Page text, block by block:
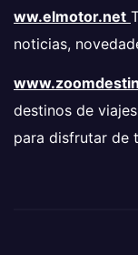
ww.elmotor.net
noticias,
destinos de
para disfrutar de